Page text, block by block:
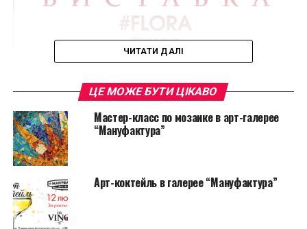
ЧИТАТИ ДАЛІ
ЦЕ МОЖЕ БУТИ ЦІКАВО
Мастер-класс по мозаике в арт-галерее
“Мануфактура”
Арт-коктейль в галерее “Мануфактура”